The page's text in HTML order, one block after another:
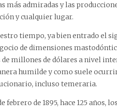
más admiradas y las
y cualquier lugar.
tiempo, ya bien entrado el
de dimensiones
millones de dólares a nivel
humilde y como suele
incluso temeraria.
febrero de 1895, hace 125 años,